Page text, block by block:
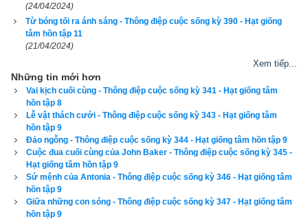
Ngày cần xem
Ngày khởi sự (DL)
Giờ khởi sự
(24/04/2024)
Từ bóng tối ra ánh sáng - Thông điệp cuộc sống kỳ 390 - Hạt giống
tâm hồn tập 11
(21/04/2024)
Xem tiếp...
Những tin mới hơn
Vai kịch cuối cùng - Thông điệp cuộc sống kỳ 341 - Hạt giống tâm
hồn tập 8
Lễ vật thách cưới - Thông điệp cuộc sống kỳ 343 - Hạt giống tâm
hồn tập 9
Đảo ngỗng - Thông điệp cuộc sống kỳ 344 - Hạt giống tâm hồn tập 9
Cuộc đua cuối cùng của John Baker - Thông điệp cuộc sống kỳ 345 -
Hạt giống tâm hồn tập 9
Sứ mệnh của Antonia - Thông điệp cuộc sống kỳ 346 - Hạt giống tâm
hồn tập 9
Giữa những con sóng - Thông điệp cuộc sống kỳ 347 - Hạt giống tâm
hồn tập 9